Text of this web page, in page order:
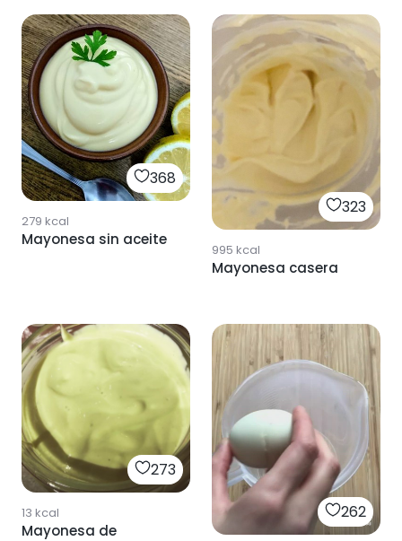
368
279 kcal
Mayonesa sin aceite
323
995 kcal
Mayonesa casera
273
13 kcal
Mayonesa de
262